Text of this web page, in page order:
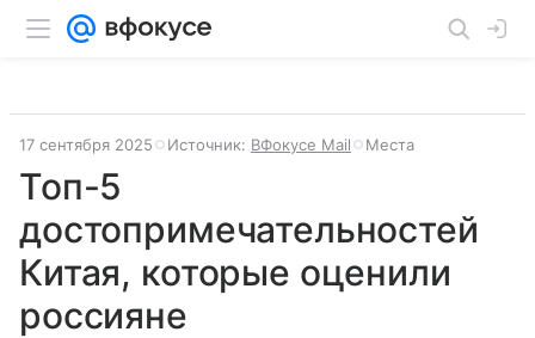
17 сентября 2025 Источник: ВФокусе Mail Места
Топ-5
достопримечательностей
Китая, которые оценили
россияне